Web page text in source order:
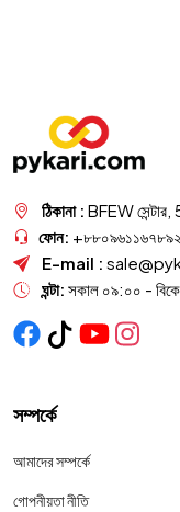
ঠিকানা : BFEW সেন্টার,
ফোন:
E-mail :
ঘন্টা: সকাল ০৯:০০ -
সম্পর্কে
আমাদের সম্পর্কে
গোপনীয়তা নীতি